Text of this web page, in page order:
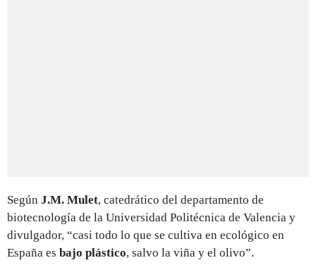
Según J.M. Mulet, catedrático del departamento de
biotecnología de la Universidad Politécnica de Valencia y
divulgador, “casi todo lo que se cultiva en ecológico en
España es bajo plástico, salvo la viña y el olivo”.